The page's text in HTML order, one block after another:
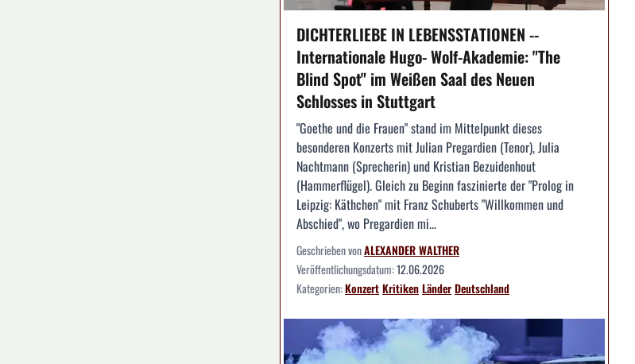
DICHTERLIEBE IN LEBENSSTATIONEN --
Internationale Hugo- Wolf-Akademie: "The
Blind Spot" im Weißen Saal des Neuen
Schlosses in Stuttgart
"Goethe und die Frauen" stand im Mittelpunkt dieses
besonderen Konzerts mit Julian Pregardien (Tenor), Julia
Nachtmann (Sprecherin) und Kristian Bezuidenhout
(Hammerflügel). Gleich zu Beginn faszinierte der "Prolog in
Leipzig: Käthchen" mit Franz Schuberts "Willkommen und
Abschied", wo Pregardien mi...
Geschrieben vonALEXANDER WALTHER
Veröffentlichungsdatum:12.06.2026
Kategorien:KonzertKritikenLänderDeutschland